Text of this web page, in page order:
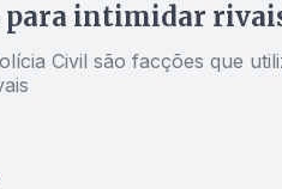
intimidar
Civil são facções que